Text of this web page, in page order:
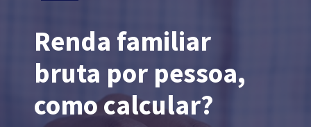
Renda familiar
bruta por pessoa,
como calcular?